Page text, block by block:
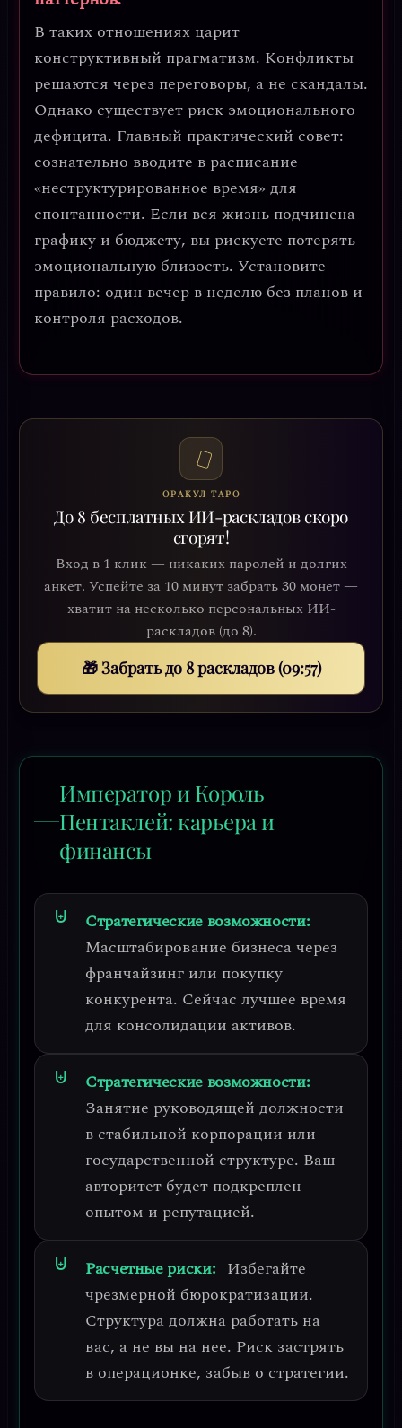
В таких отношениях царит
конструктивный прагматизм. Конфликты
решаются через переговоры, а не скандалы.
Однако существует риск эмоционального
дефицита. Главный практический совет:
сознательно вводите в расписание
«неструктурированное время» для
спонтанности. Если вся жизнь подчинена
графику и бюджету, вы рискуете потерять
эмоциональную близость. Установите
правило: один вечер в неделю без планов и
контроля расходов.
ОРАКУЛ ТАРО
До 8 бесплатных ИИ-раскладов скоро
сгорят!
Вход в 1 клик — никаких паролей и долгих
анкет. Успейте за 10 минут забрать 30 монет —
хватит на несколько персональных ИИ-
раскладов (до 8).
🎁 Забрать до 8 раскладов (09:54)
Император и Король
Пентаклей: карьера и
финансы
Стратегические возможности:
Масштабирование бизнесачерез
франчайзинг или покупку
конкурента. Сейчас лучшее время
для консолидации активов.
Стратегические возможности:
Занятие руководящей должности
в стабильной корпорации или
государственной структуре. Ваш
авторитет будет подкреплен
опытом и репутацией.
Расчетные риски: Избегайте
чрезмерной бюрократизации.
Структура должна работать на
вас, а не вы на нее. Риск застрять
в операционке, забыв о стратегии.